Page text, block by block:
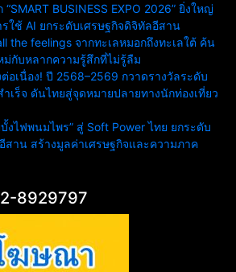
BUSINESS EXPO 2026” ยิ่งใหญ่
ใช้ AI ยกระดับเศรษฐกิจดิจิทัลอีสาน
the feelings จากทะเลหมอกถึงทะเลใต้ ค้น
ม่กับหลากความรู้สึกที่ไม่รู้ลืม
ต่อเนื่อง! ปี 2568–2569 กวาดรางวัลระดับ
เร็จ ดันไทยสู่จุดหมายปลายทางนักท่องเที่ยว
ไฟพนมไพร” สู่ Soft Power ไทย ยกระดับ
าน สร้างมูลค่าเศรษฐกิจและความภาค
8929797